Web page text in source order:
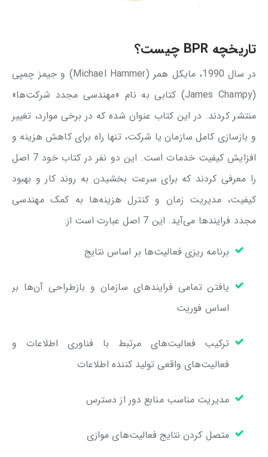
تاریخچه BPR چیست؟
در سال 1990، مایکل همر (Michael Hammer) و جیمز چمپی
(James Champy) کتابی به نام «مهندسی مجدد شرکت‌ها»
منتشر کردند. در این کتاب عنوان شده که در برخی موارد، تغییر
و بازسازی کامل سازمان یا شرکت، تنها راه برای کاهش هزینه و
افزایش کیفیت خدمات است. این دو نفر در کتاب خود 7 اصل
را معرفی کردند که برای سرعت بخشیدن به روند کار و بهبود
کیفیت، مدیریت زمان و کنترل هزینه‌ها به کمک مهندسی
مجدد فرایندها می‌آید. این 7 اصل عبارت است از:
برنامه ریزی فعالیت‌ها بر اساس نتایج
یافتن تمامی فرایندهای سازمان و بازطراحی آن‌ها بر
اساس فوریت
ترکیب فعالیت‌های مرتبط با فناوری اطلاعات و
فعالیت‌های واقعی تولید کننده اطلاعات
مدیریت مناسب منابع دور از دسترس
متصل کردن نتایج فعالیت‌های موازی